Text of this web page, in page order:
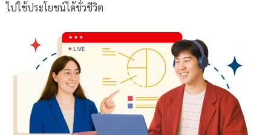
ไปใช้ประโยชน์ได้ชั่วชีวิต